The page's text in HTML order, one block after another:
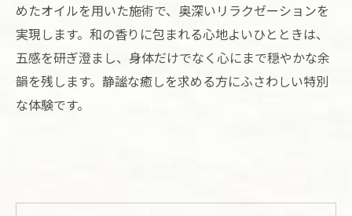
めたオイルを用いた施術で、奥深いリラクゼーションを
実現します。和の香りに包まれる心地よいひとときは、
五感を研ぎ澄まし、身体だけでなく心にまで穏やかな余
韻を残します。静謐な癒しを求める方にふさわしい特別
な体験です。